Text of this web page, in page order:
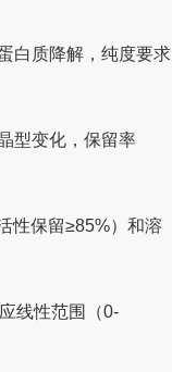
白质降解，纯度要求
型变化，保留率
性保留≥85%）和溶
线性范围（0-